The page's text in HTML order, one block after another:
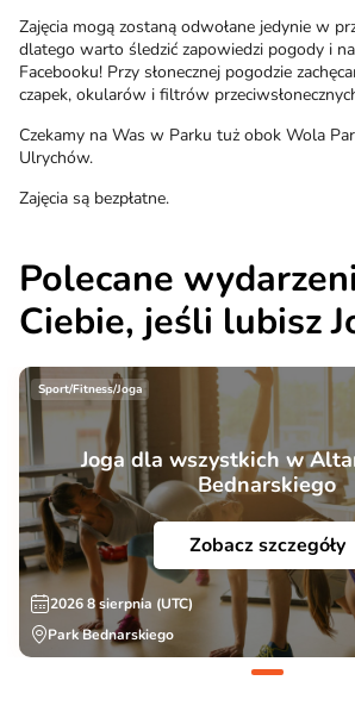
Zajęcia mogą zostaną odwołane jedynie w
dlatego warto śledzić zapowiedzi pogody i
Facebooku! Przy słonecznej pogodzie
czapek, okularów i filtrów
Czekamy na Was w Parku tuż obok Wola
Ulrychów.
Zajęcia są bezpłatne.
Polecane
Ciebie, jeśli lubisz
Sport/Fitness/Joga
Joga dla wszystkich w
Bednarskiego
Zobacz szczegóły
2026 8 sierpnia (UTC)
Park Bednarskiego